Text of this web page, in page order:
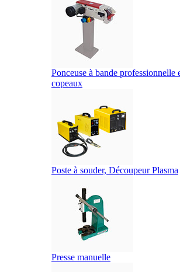
Ponceuse à bande professionnelle
copeaux
Poste à souder, Découpeur Plasma
Presse manuelle